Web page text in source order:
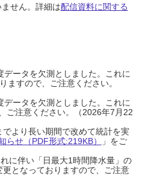
せん。詳細は配信資料に関する
ータを欠測としました。これに
すので、ご注意ください。
ータを欠測としました。これに
ご注意ください。（2026年7月22
より長い期間で改めて統計を実
らせ（PDF形式:219KB）
」をご
に伴い「日最大1時間降水量」の
となっておりますので、ご注意